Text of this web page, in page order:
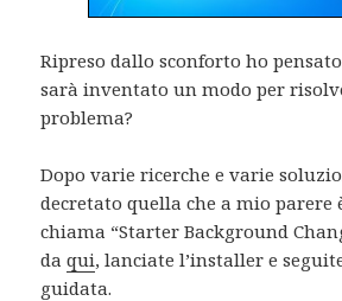
Ripreso dallo sconforto ho
sarà inventato un modo per
problema?
Dopo varie ricerche e varie
decretato quella che a mio parere
chiama “Starter Background
daqui, lanciate l’installer e
guidata.